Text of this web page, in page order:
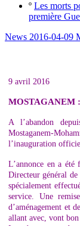
º Les morts
première
News 2016-04-09
9 avril 2016
MOSTAGANEM
A l’abandon
Mostaganem-
l’inauguration
L’annonce en a été
Directeur général
spécialement
service. Une
d’aménagement et
allant avec, vont